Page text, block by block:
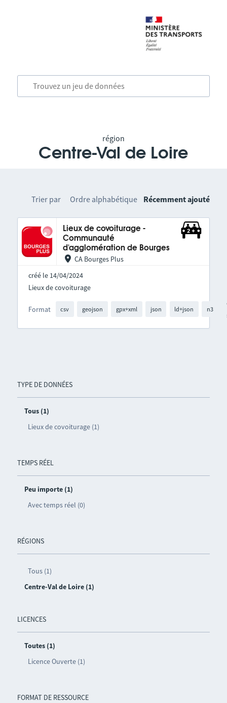
région
Centre-Val de Loire
TYPE DE DONNÉES
Tous (1)
Lieux de covoiturage (1)
TEMPS RÉEL
Peu importe (1)
Avec temps réel (0)
RÉGIONS
Tous (1)
Centre-Val de Loire (1)
LICENCES
Toutes (1)
Licence Ouverte (1)
FORMAT DE RESSOURCE
Trier par Ordre alphabétique Récemment ajouté
Lieux de covoiturage -
Communauté
d'agglomération de Bourges
CA Bourges Plus
créé le 14/04/2024
Format csv geojson gpx+xml json ld+json n3
Lieux de covoiturage